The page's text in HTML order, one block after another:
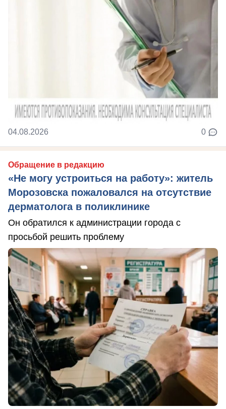
04.08.2026 0
Обращение в редакцию
«Не могу устроиться на работу»: житель
Морозовска пожаловался на отсутствие
дерматолога в поликлинике
Он обратился к администрации города с
просьбой решить проблему